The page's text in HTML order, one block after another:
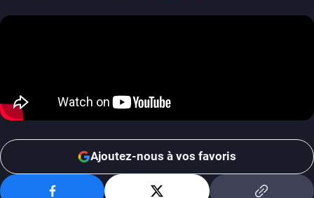
Ajoutez-nous à vos favoris